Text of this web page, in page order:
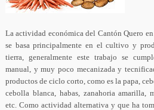
La actividad económica del Cantón Quero
se basa principalmente en el cultivo y
tierra, generalmente este trabajo se
manual, y muy poco mecanizada y
productos de ciclo corto, como es la papa,
cebolla blanca, habas, zanahoria amarilla,
etc. Como actividad alternativa y que ha